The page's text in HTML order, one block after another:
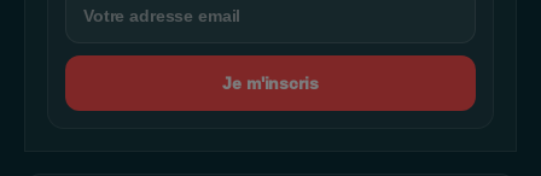
Je m'inscris